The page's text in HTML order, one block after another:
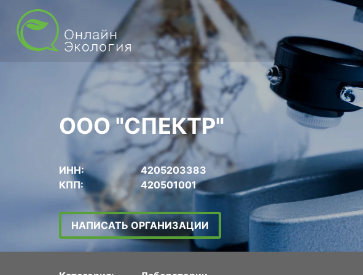
ООО "СПЕКТР"
ИНН:
4205203383
КПП:
420501001
НАПИСАТЬ ОРГАНИЗАЦИИ